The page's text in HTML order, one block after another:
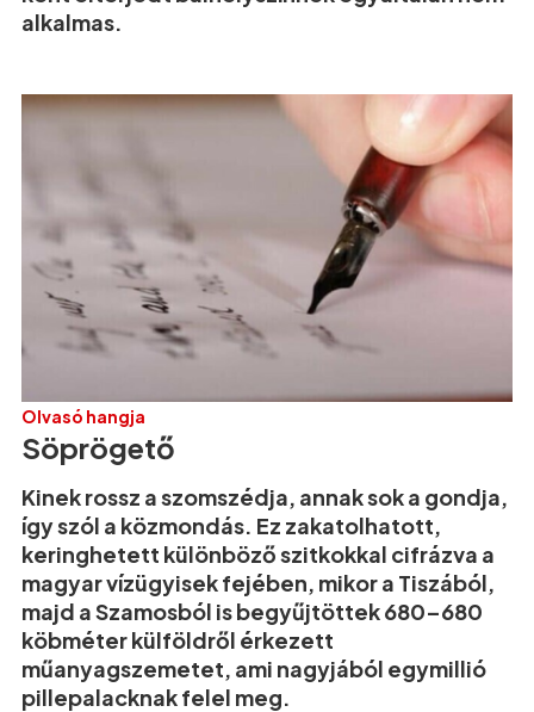
alkalmas.
Olvasó hangja
Söprögető
Kinek rossz a szomszédja, annak sok a gondja,
így szól a közmondás. Ez zakatolhatott,
keringhetett különböző szitkokkal cifrázva a
magyar vízügyisek fejében, mikor a Tiszából,
majd a Szamosból is begyűjtöttek 680–680
köbméter külföldről érkezett
műanyagszemetet, ami nagyjából egymillió
pillepalacknak felel meg.